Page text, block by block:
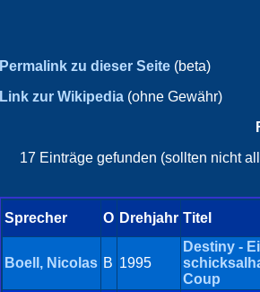
Permalink zu dieser Seite (beta)
Link zur Wikipedia (ohne Gewähr)
17 Einträge gefunden (sollten nicht
Sprecher O Drehjahr Titel
Boell, Nicolas B 1995
Destiny -
Coup